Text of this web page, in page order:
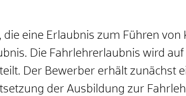
die eine Erlaubnis zum Führen
Die Fahrlehrerlaubnis wird
Der Bewerber erhält zunächst
der Ausbildung zur